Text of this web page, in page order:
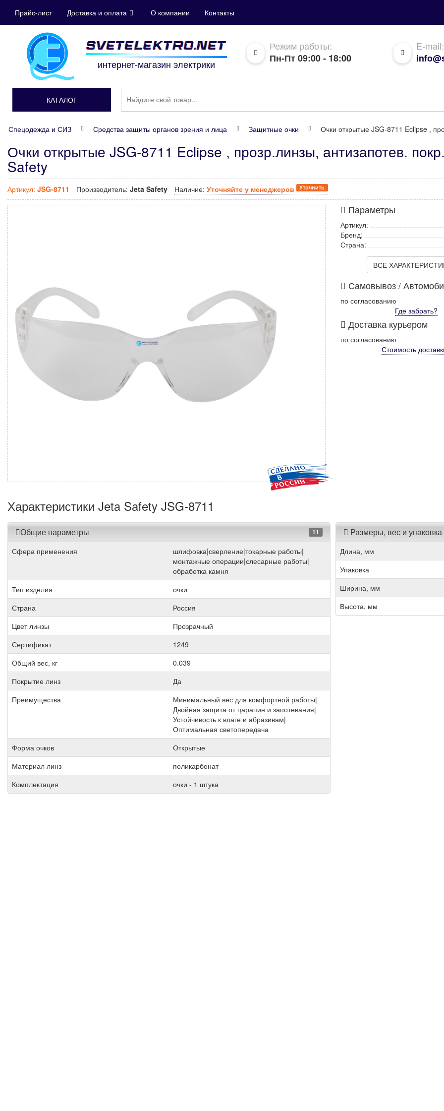
Прайс-лист Доставка и оплата О компании Контакты
интернет-магазин электрики
Режим работы:
Пн-Пт 09:00 - 18:00
E-mail:
КАТАЛОГ
Спецодежда и СИЗ Средства защиты органов зрения и лица Защитные очки Очки открытые JSG-8711 Eclipse ,
Очки открытые JSG-8711 Eclipse , прозр.линзы, антизапотев.
Safety
Артикул: JSG-8711 Производитель: Jeta Safety Наличие: Уточняйте у менеджеров Уточнить
Параметры
Артикул:
Бренд:
Страна:
ВСЕ
Самовывоз /
по согласованию
Где забрать?
Доставка курьером
по согласованию
Стоимость
Характеристики Jeta Safety JSG-8711
Общие параметры 11
Сфера применения
шлифовка|сверление|токарные работы|
монтажные операции|слесарные работы|
обработка камня
Тип изделия
очки
Страна
Россия
Цвет линзы
Прозрачный
Сертификат
1249
Общий вес, кг
0.039
Покрытие линз
Да
Преимущества
Минимальный вес для комфортной работы|
Двойная защита от царапин и запотевания|
Устойчивость к влаге и абразивам|
Оптимальная светопередача
Форма очков
Открытые
Материал линз
поликарбонат
Комплектация
очки - 1 штука
Размеры, вес и упаковка
Длина, мм
Упаковка
Ширина, мм
Высота, мм